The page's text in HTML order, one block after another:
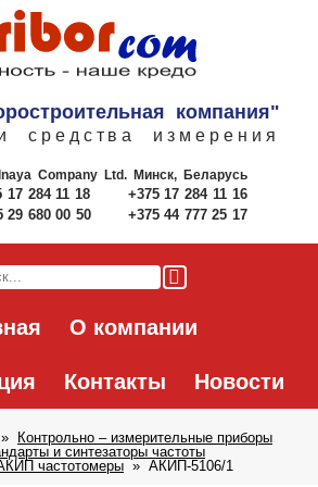
компания"
средства измерения
Company Ltd.Минск, Беларусь
17 284 11 18
+375 17 284 11 16
29 680 00 50 +375 44 777 25 17
О компании
Контакты Новости
Контрольно – измерительные приборы
и синтезаторы частоты
частотомеры АКИП-5106/1